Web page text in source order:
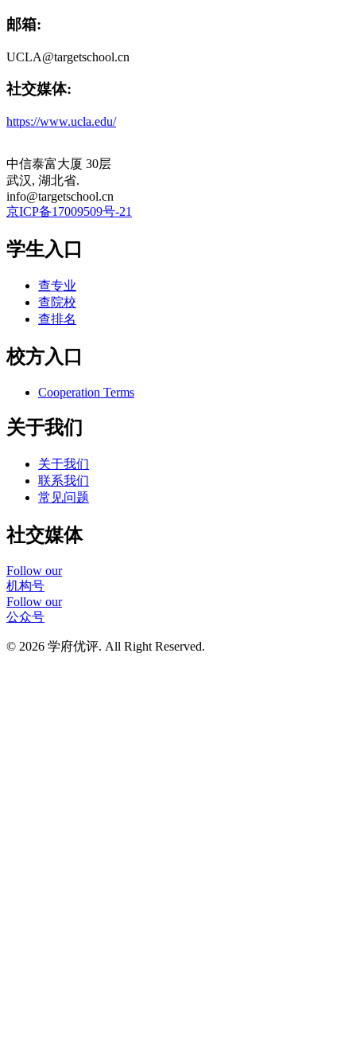
邮箱:
UCLA@targetschool.cn
社交媒体:
https://www.ucla.edu/
中信泰富大厦 30层
武汉, 湖北省.
info@targetschool.cn
京ICP备17009509号-21
学生入口
查专业
查院校
查排名
校方入口
Cooperation Terms
关于我们
关于我们
联系我们
常见问题
社交媒体
Follow our
机构号
Follow our
公众号
© 2026 学府优评. All Right Reserved.